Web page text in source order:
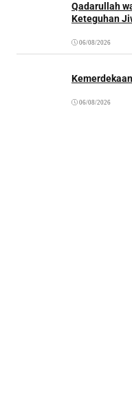
Qadarullah
Keteguhan
06/08/2026
06/08/2026